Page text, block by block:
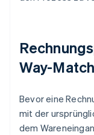
Way-
Bevor eine
mit der
dem